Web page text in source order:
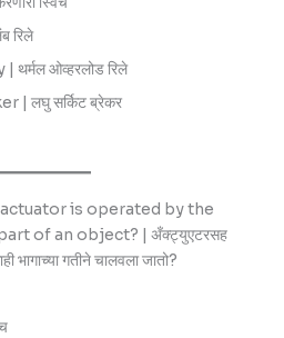
रिले
ओव्हरलोड रिले
लघु सर्किट ब्रेकर
is operated by the
of an object? | अँक्ट्युएटरसह
भागाच्या गतीने चालवला जातो?